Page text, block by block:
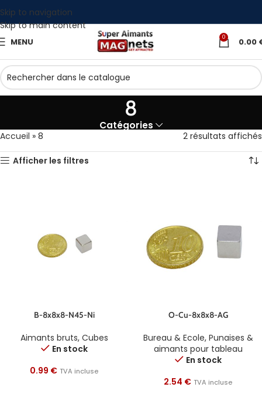
Skip to navigation
Skip to main content
MENU 0 0.00
8
Catégories
Accueil » 8 2 résultats affichés
Afficher les filtres
B-8x8x8-N45-Ni
Aimants bruts, Cubes
En stock
0.99 € TVA incluse
O-Cu-8x8x8-AG
Bureau & Ecole, Punaises &
aimants pour tableau
En stock
2.54 € TVA incluse